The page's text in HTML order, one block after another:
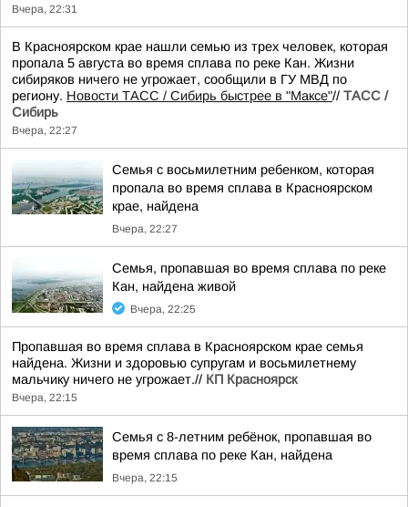
Вчера, 22:31
В Красноярском крае нашли семью из трех человек, которая
пропала 5 августа во время сплава по реке Кан. Жизни
сибиряков ничего не угрожает, сообщили в ГУ МВД по
региону. Новости ТАСС / Сибирь быстрее в "Mаксе"// ТАСС /
Сибирь
Вчера, 22:27
Семья с восьмилетним ребенком, которая
пропала во время сплава в Красноярском
крае, найдена
Вчера, 22:27
Семья, пропавшая во время сплава по реке
Кан, найдена живой
Вчера, 22:25
Пропавшая во время сплава в Красноярском крае семья
найдена. Жизни и здоровью супругам и восьмилетнему
мальчику ничего не угрожает.// КП Красноярск
Вчера, 22:15
Семья с 8-летним ребёнок, пропавшая во
время сплава по реке Кан, найдена
Вчера, 22:15